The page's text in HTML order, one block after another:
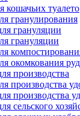
кошачьих туалето
гранулирования
грануляции
грануляции
окомкования
производства
производства
производства
сельского